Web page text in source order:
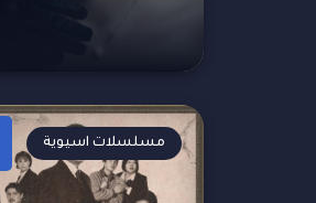
مسلسلات اسيوية